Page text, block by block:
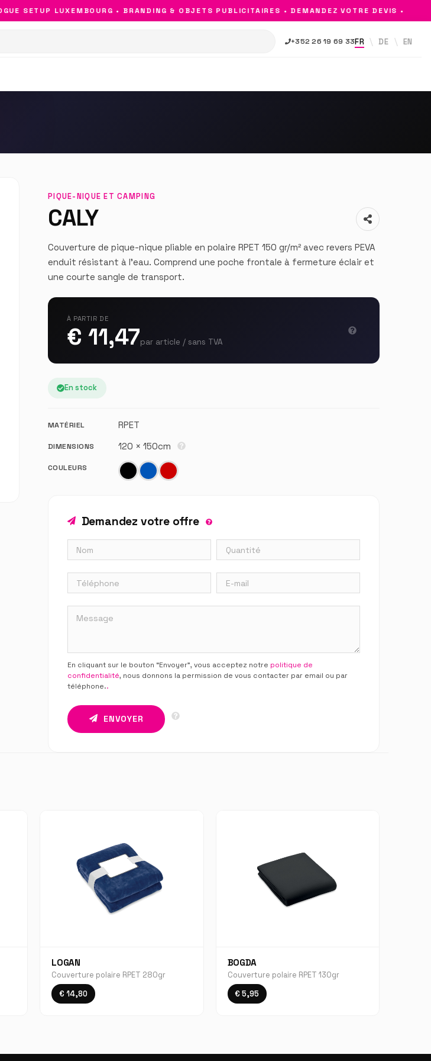
SETUP LUXEMBOURG • BRANDING & OBJETS PUBLICITAIRES • DEMANDEZ VOTRE DEVIS •
+352 26 19 69 33FR DE EN
PIQUE-NIQUE ET CAMPING
CALY
Couverture de pique-nique pliable en polaire RPET 150 gr/m² avec revers PEVA
enduit résistant à l'eau. Comprend une poche frontale à fermeture éclair et
une courte sangle de transport.
À PARTIR DE
€ 11,47par article / sans TVA
En stock
MATÉRIEL RPET
DIMENSIONS 120 × 150cm
COULEURS
Demandez votre offre
En cliquant sur le bouton “Envoyer”, vous acceptez notre politique de
confidentialité, nous donnons la permission de vous contacter par email ou par
téléphone..
ENVOYER
LOGAN
Couverture polaire RPET 280gr
€ 14,80
BOGDA
Couverture polaire RPET 130gr
€ 5,95